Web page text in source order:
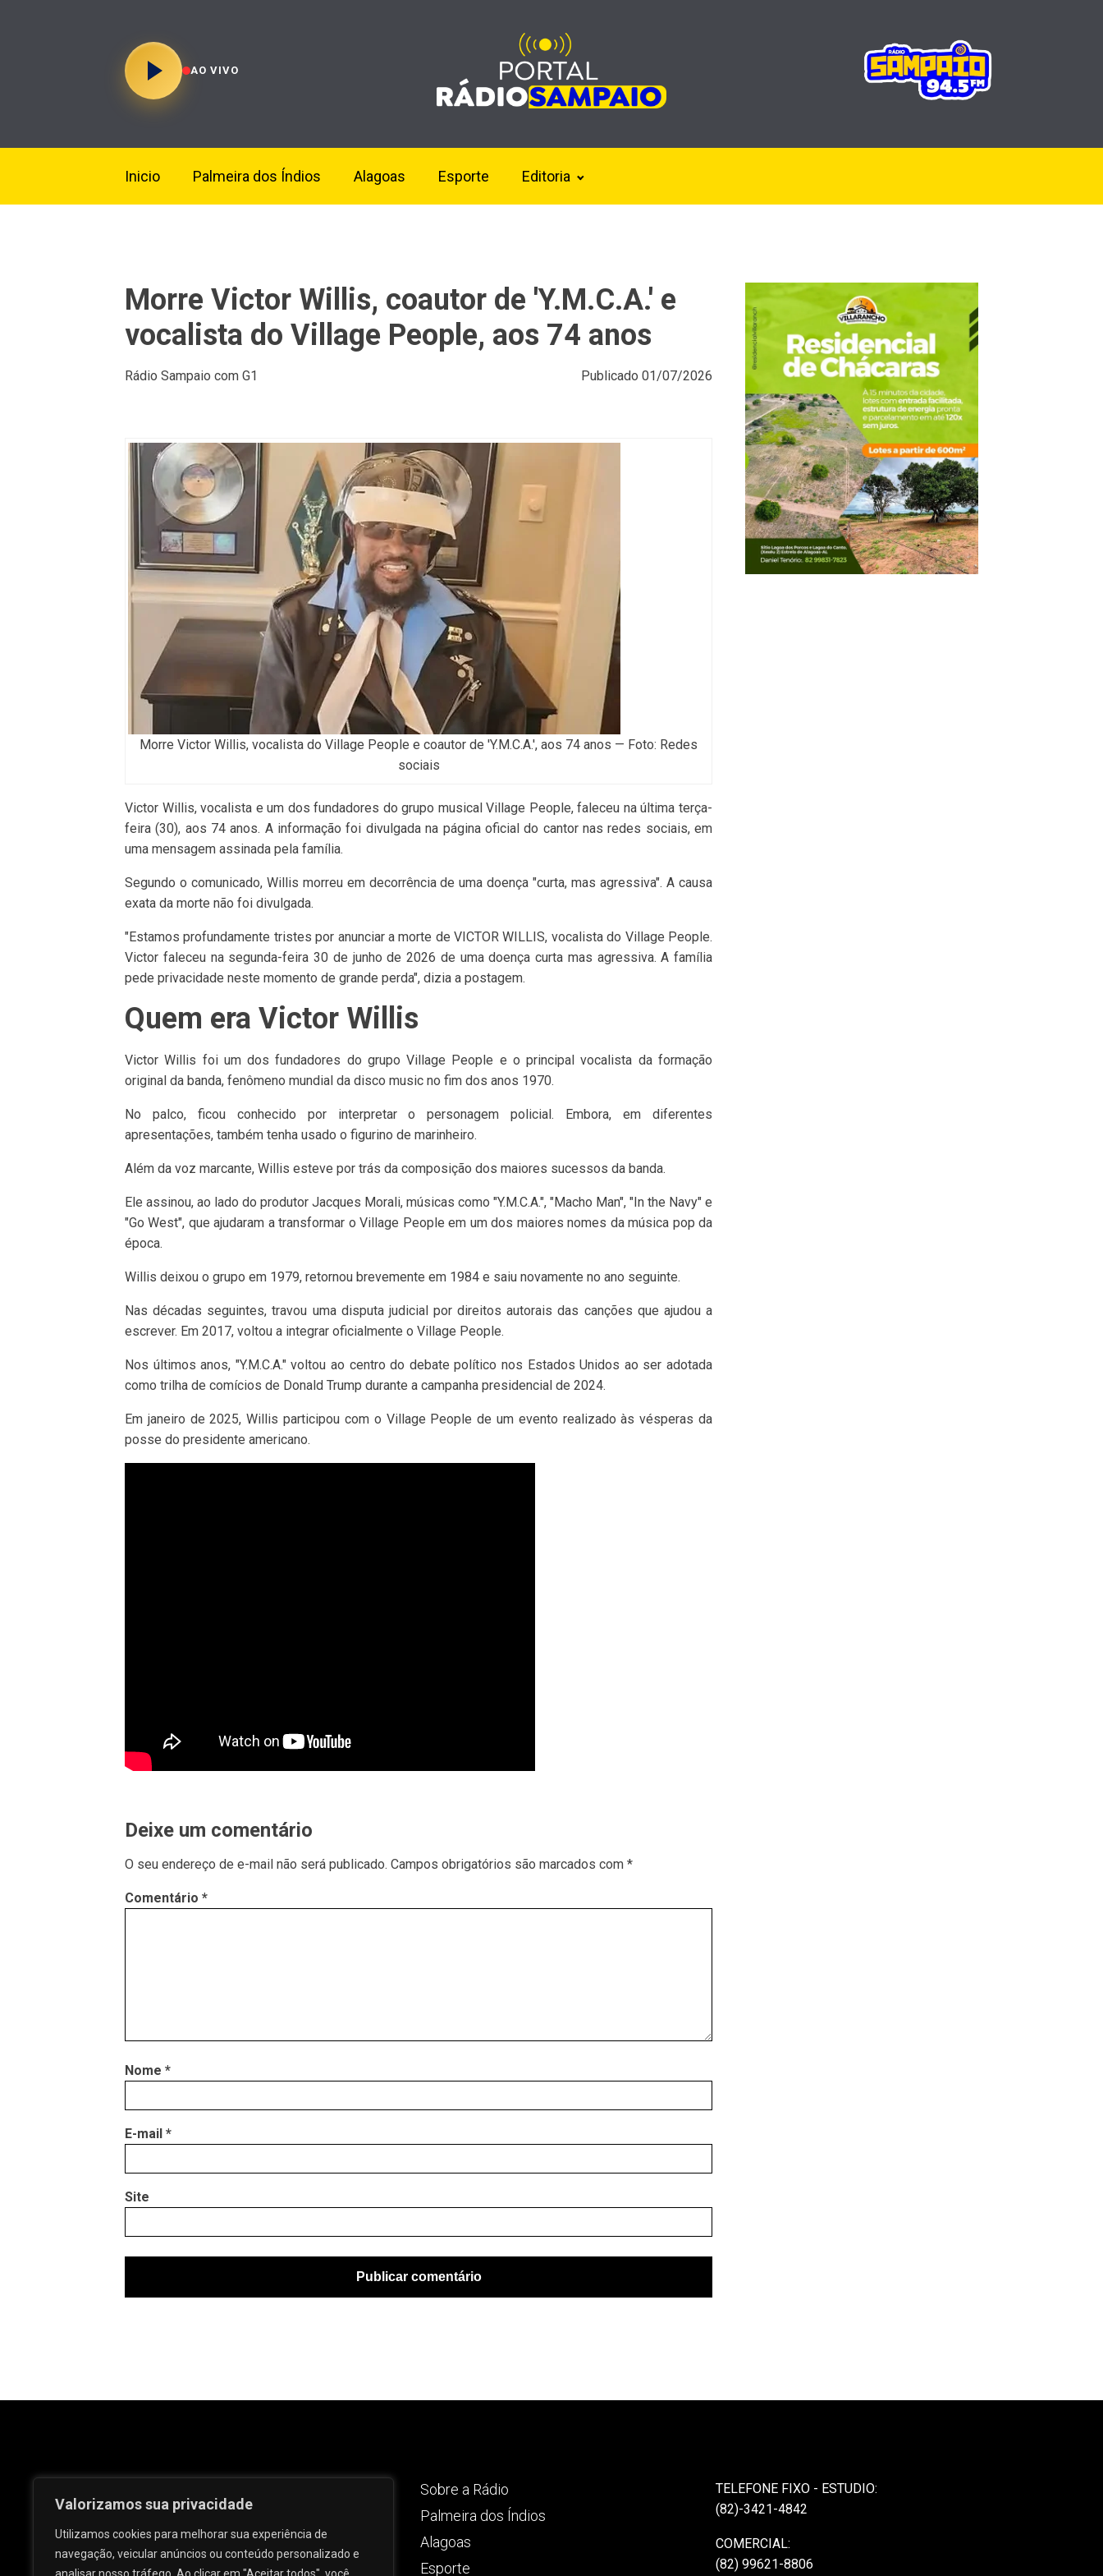
Valorizamos sua privacidade
Utilizamos cookies para melhorar sua experiência de
navegação, veicular anúncios ou conteúdo personalizado e
AO VIVO
Inicio Palmeira dos Índios Alagoas Esporte Editoria
Morre Victor Willis, coautor de 'Y.M.C.A.' e
vocalista do Village People, aos 74 anos
Rádio Sampaio com G1 Publicado 01/07/2026
Morre Victor Willis, vocalista do Village People e coautor de 'Y.M.C.A.', aos 74 anos — Foto: Redes
sociais
Victor Willis, vocalista e um dos fundadores do grupo musical Village People, faleceu na última terça-
feira (30), aos 74 anos. A informação foi divulgada na página oficial do cantor nas redes sociais, em
uma mensagem assinada pela família.
Segundo o comunicado, Willis morreu em decorrência de uma doença "curta, mas agressiva". A causa
exata da morte não foi divulgada.
"Estamos profundamente tristes por anunciar a morte de VICTOR WILLIS, vocalista do Village People.
Victor faleceu na segunda-feira 30 de junho de 2026 de uma doença curta mas agressiva. A família
pede privacidade neste momento de grande perda", dizia a postagem.
Quem era Victor Willis
Victor Willis foi um dos fundadores do grupo Village People e o principal vocalista da formação
original da banda, fenômeno mundial da disco music no fim dos anos 1970.
No palco, ficou conhecido por interpretar o personagem policial. Embora, em diferentes
apresentações, também tenha usado o figurino de marinheiro.
Além da voz marcante, Willis esteve por trás da composição dos maiores sucessos da banda.
Ele assinou, ao lado do produtor Jacques Morali, músicas como "Y.M.C.A.", "Macho Man", "In the Navy" e
"Go West", que ajudaram a transformar o Village People em um dos maiores nomes da música pop da
época.
Willis deixou o grupo em 1979, retornou brevemente em 1984 e saiu novamente no ano seguinte.
Nas décadas seguintes, travou uma disputa judicial por direitos autorais das canções que ajudou a
escrever. Em 2017, voltou a integrar oficialmente o Village People.
Nos últimos anos, "Y.M.C.A." voltou ao centro do debate político nos Estados Unidos ao ser adotada
como trilha de comícios de Donald Trump durante a campanha presidencial de 2024.
Em janeiro de 2025, Willis participou com o Village People de um evento realizado às vésperas da
posse do presidente americano.
Deixe um comentário
O seu endereço de e-mail não será publicado. Campos obrigatórios são marcados com *
Comentário *
Nome *
E-mail *
Site
Sobre a Rádio
Palmeira dos Índios
Alagoas
Esporte
TELEFONE FIXO - ESTUDIO:
(82)-3421-4842
COMERCIAL:
(82) 99621-8806